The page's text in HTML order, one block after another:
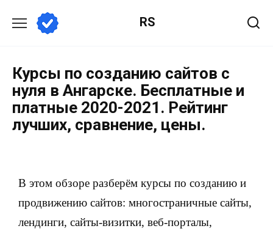
RS
Курсы по созданию сайтов с
нуля в Ангарске. Бесплатные и
платные 2020-2021. Рейтинг
лучших, сравнение, цены.
В этом обзоре разберём курсы по созданию и
продвижению сайтов: многостраничные сайты,
лендинги, сайты-визитки, веб-порталы,